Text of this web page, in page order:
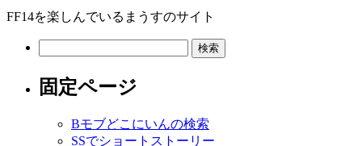
FF14を楽しんでいるまうすのサイト
固定ページ
Bモブどこにいんの検索
SSでショートストーリー